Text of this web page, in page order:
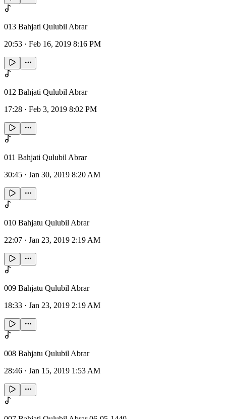
013 Bahjati Qulubil Abrar
20:53 · Feb 16, 2019 8:16 PM
012 Bahjati Qulubil Abrar
17:28 · Feb 3, 2019 8:02 PM
011 Bahjati Qulubil Abrar
30:45 · Jan 30, 2019 8:20 AM
010 Bahjatu Qulubil Abrar
22:07 · Jan 23, 2019 2:19 AM
009 Bahjatu Qulubil Abrar
18:33 · Jan 23, 2019 2:19 AM
008 Bahjatu Qulubil Abrar
28:46 · Jan 15, 2019 1:53 AM